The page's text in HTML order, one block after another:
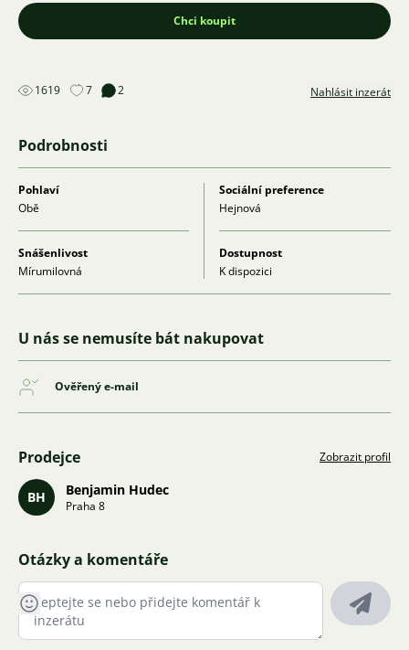
Chci koupit
1619 7 2 Nahlásit inzerát
Podrobnosti
Pohlaví
Obě
Sociální preference
Hejnová
Snášenlivost
Mírumilovná
Dostupnost
K dispozici
U nás se nemusíte bát nakupovat
Ověřený e-mail
Prodejce Zobrazit profil
BH Benjamin Hudec
Praha 8
Otázky a komentáře